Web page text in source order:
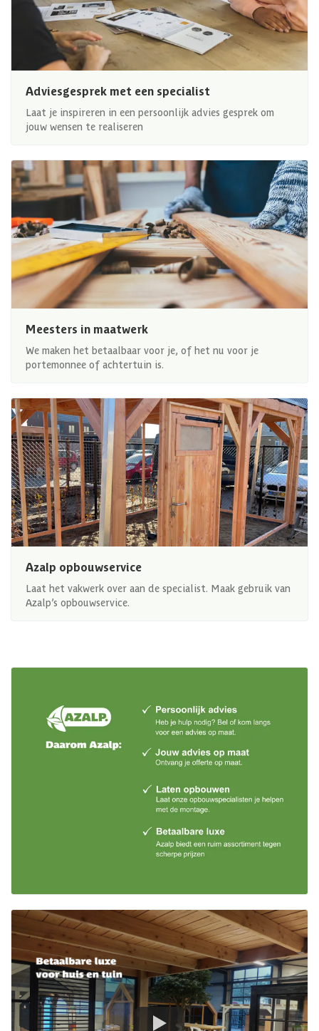
Adviesgesprek met een specialist
Laat je inspireren in een persoonlijk advies gesprek om
jouw wensen te realiseren
Meesters in maatwerk
We maken het betaalbaar voor je, of het nu voor je
portemonnee of achtertuin is.
Azalp opbouwservice
Laat het vakwerk over aan de specialist. Maak gebruik van
Azalp’s opbouwservice.